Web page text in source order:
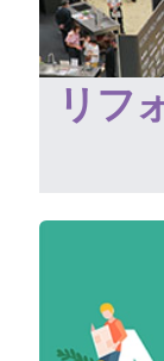
リフ